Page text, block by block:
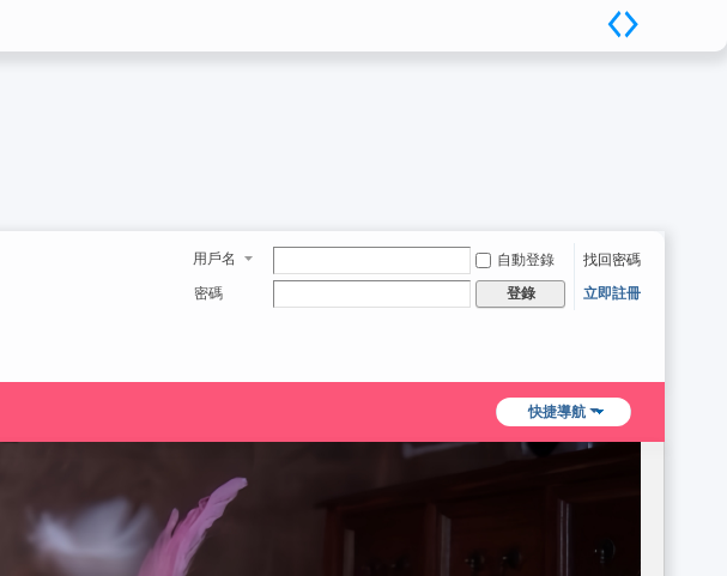
用戶名 自動登錄
找回密碼
密碼
登錄 立即註冊
快捷導航